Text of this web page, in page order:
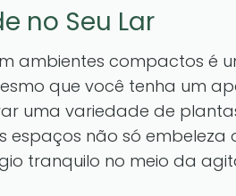
no Seu Lar
ambientes compactos é
que você tenha um
uma variedade de
espaços não só
tranquilo no meio da